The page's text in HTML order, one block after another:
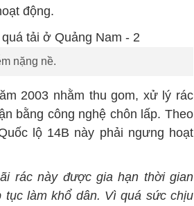
động.
nặng nề.
2003 nhằm thu gom, xử lý rác
bằng công nghệ chôn lấp. Theo
lộ 14B này phải ngưng hoạt
rác này được gia hạn thời gian
làm khổ dân. Vì quá sức chịu